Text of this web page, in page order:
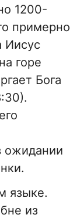
1200-
примерно
Иисус
горе
Бога
ожидании
языке.
из